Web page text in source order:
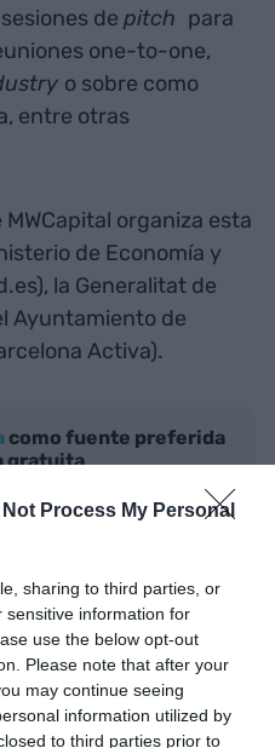
Not Process My Personal
sharing to third parties, or
sensitive information for
use the below opt-out
Please note that after your
may continue seeing
information utilized by
to third parties prior to
de pitch para
one-to-one,
o sobre como
entre otras
organiza esta
de Economía y
la Generalitat de
Ayuntamiento de
Activa).
como fuente preferida
gratuita